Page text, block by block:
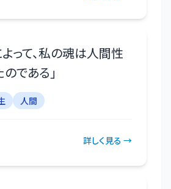
って、私の魂は人間性
のである 」
人間
詳しく見る →